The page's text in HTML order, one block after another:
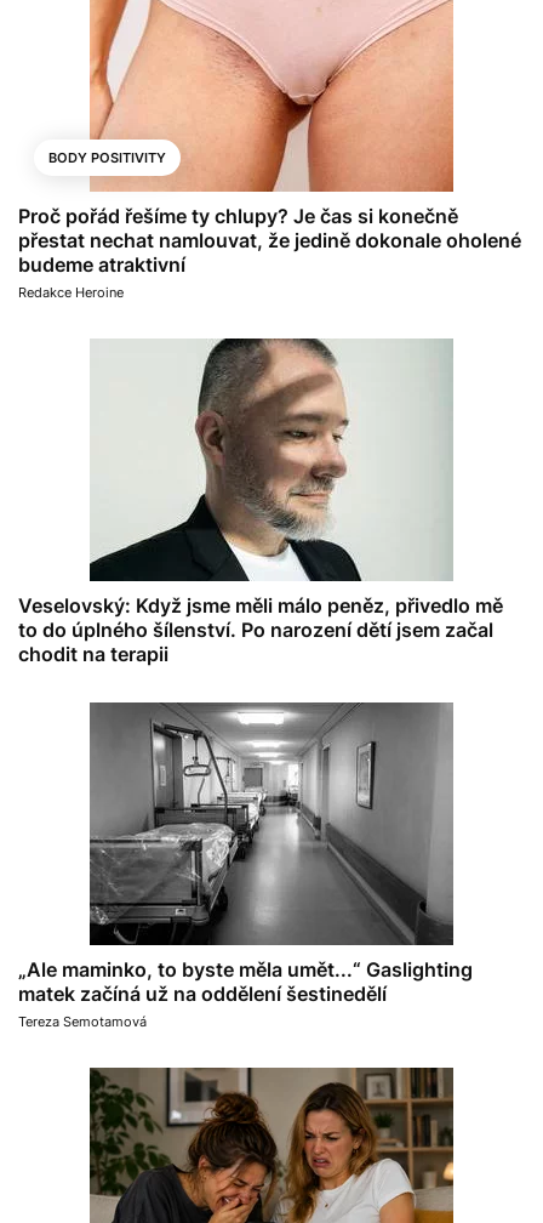
BODY POSITIVITY
Proč pořád řešíme ty chlupy? Je čas si konečně
přestat nechat namlouvat, že jedině dokonale oholené
budeme atraktivní
Redakce Heroine
Veselovský: Když jsme měli málo peněz, přivedlo mě
to do úplného šílenství. Po narození dětí jsem začal
chodit na terapii
„Ale maminko, to byste měla umět...“ Gaslighting
matek začíná už na oddělení šestinedělí
Tereza Semotamová